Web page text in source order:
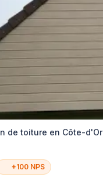
de toiture en Côte-d'Or
+100 NPS